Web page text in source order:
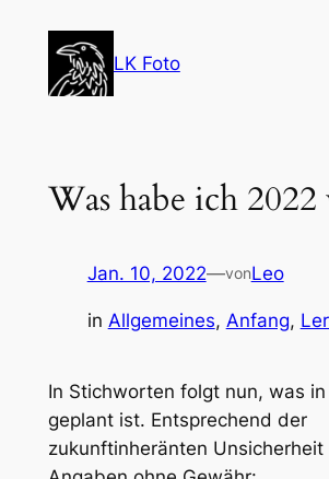
springen
LK Foto
Was habe ich 2022
Jan. 10, 2022—vonLeo
in Allgemeines, Anfang,
In Stichworten folgt nun, was
geplant ist. Entsprechend der
zukunftinheränten Unsicherheit